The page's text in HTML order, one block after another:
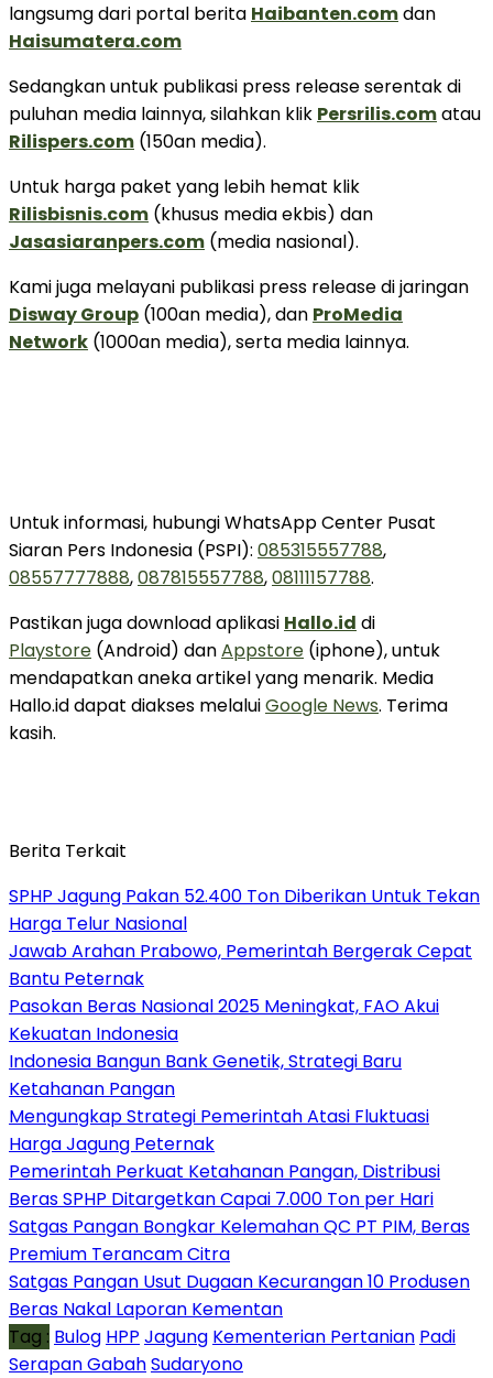
langsumg dari portal berita Haibanten.comdan
Haisumatera.com
Sedangkan untuk publikasi press release serentak di
puluhan media lainnya, silahkan klik Persrilis.comatau
Rilispers.com (150an media).
Untuk harga paket yang lebih hemat klik
Rilisbisnis.com (khusus media ekbis) dan
Jasasiaranpers.com (media nasional).
Kami juga melayani publikasi press release di jaringan
Disway Group (100an media), dan ProMedia
Network (1000an media), serta media lainnya.
Untuk informasi, hubungi WhatsApp Center Pusat
Siaran Pers Indonesia (PSPI): 085315557788,
08557777888,087815557788,08111157788.
Pastikan juga download aplikasi Hallo.id di
Playstore (Android) danAppstore (iphone), untuk
mendapatkan aneka artikel yang menarik. Media
Hallo.id dapat diakses melaluiGoogle News. Terima
kasih.
Berita Terkait
SPHP Jagung Pakan 52.400 Ton Diberikan Untuk Tekan
Harga Telur Nasional
Jawab Arahan Prabowo, Pemerintah Bergerak Cepat
Bantu Peternak
Pasokan Beras Nasional 2025 Meningkat, FAO Akui
Kekuatan Indonesia
Indonesia Bangun Bank Genetik, Strategi Baru
Ketahanan Pangan
Mengungkap Strategi Pemerintah Atasi Fluktuasi
Harga Jagung Peternak
Pemerintah Perkuat Ketahanan Pangan, Distribusi
Beras SPHP Ditargetkan Capai 7.000 Ton per Hari
Satgas Pangan Bongkar Kelemahan QC PT PIM, Beras
Premium Terancam Citra
Satgas Pangan Usut Dugaan Kecurangan 10 Produsen
Beras Nakal Laporan Kementan
Tag : Bulog HPP Jagung Kementerian Pertanian Padi
Serapan GabahSudaryono